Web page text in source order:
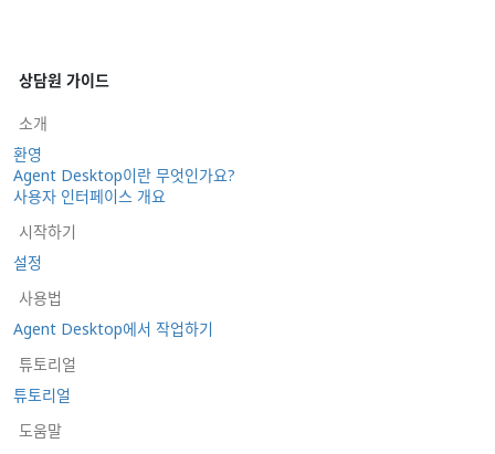
상담원 가이드
소개
환영
Agent Desktop이란 무엇인가요?
사용자 인터페이스 개요
시작하기
설정
사용법
Agent Desktop에서 작업하기
튜토리얼
튜토리얼
도움말